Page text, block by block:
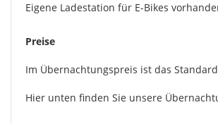
Eigene Ladestation für E-Bikes
Preise
Im Übernachtungspreis ist das
Hier unten finden Sie unsere